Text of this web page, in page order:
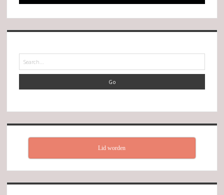
Lid worden